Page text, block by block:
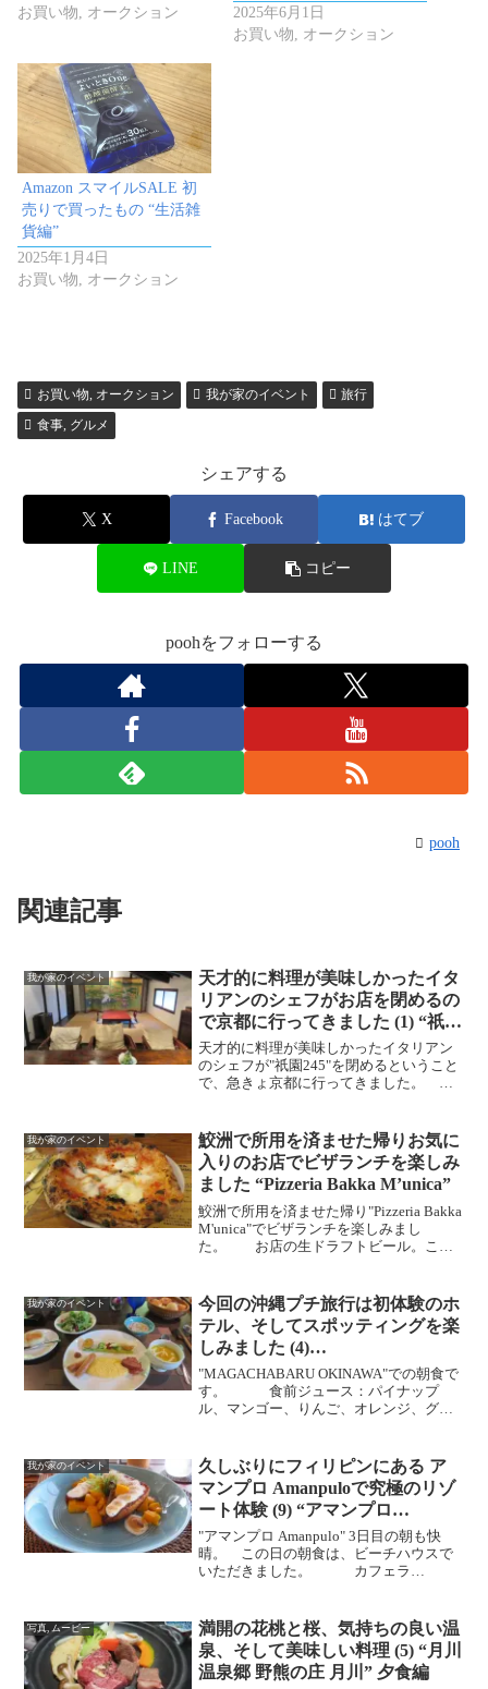
お買い物, オークション
2025年6月1日
お買い物, オークション
Amazon スマイルSALE 初
売りで買ったもの “生活雑
貨編”
2025年1月4日
お買い物, オークション
お買い物, オークション 我が家のイベント
旅行
食事, グルメ
シェアする
X Facebook はてブ
LINE コピー
poohをフォローする
pooh
関連記事
我が家のイベント
天才的に料理が美味しかったイタ
リアンのシェフがお店を閉めるの
で京都に行ってきました (1) “祇園
金瓢”
天才的に料理が美味しかったイタリアン
のシェフが"祇園245"を閉めるということ
で、急きょ京都に行ってきました。
屋の母屋をリノベーションしたお宿で
す。 エントラ...
我が家のイベント
鮫洲で所用を済ませた帰りお気に
入りのお店でビザランチを楽しみ
ました “Pizzeria Bakka M’unica”
鮫洲で所用を済ませた帰り"Pizzeria Bakka
M'unica"でビザランチを楽しみまし
た。 お店の生ドラフトビール。この
旨い水牛モッツァレラ、バジ）。Mar...
我が家のイベント
今回の沖縄プチ旅行は初体験のホ
テル、そしてスポッティングを楽
しみました (4)
“MAGACHABARU OKINAWA”
朝食偏
"MAGACHABARU OKINAWA"での朝食で
す。 食前ジュース：パイナップ
ル、マンゴー、りんご、オレンジ、グア
フルーツドレッシングかぼちゃのポター
ジュコ...
我が家のイベント
久しぶりにフィリピンにある ア
マンプロ Amanpuloで究極のリゾ
ート体験 (9) “アマンプロ
Amanpulo”
"アマンプロ Amanpulo" 3日目の朝も快
晴。 この日の朝食は、ビーチハウスで
いただきました。 カフェラ
エッグ。フルーツプレート。
写真, ムービー
満開の花桃と桜、気持ちの良い温
泉、そして美味しい料理 (5) “月川
温泉郷 野熊の庄 月川” 夕食編